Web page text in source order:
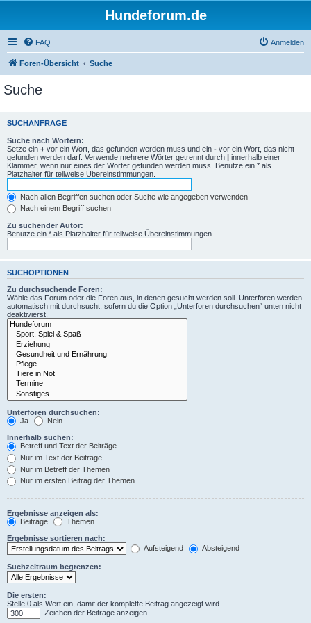
Hundeforum.de
FAQ Anmelden
Foren-Übersicht Suche
Suche
SUCHANFRAGE
Suche nach Wörtern:
Setze ein + vor ein Wort, das gefunden werden muss und ein - vor ein Wort, das nicht
gefunden werden darf. Verwende mehrere Wörter getrennt durch | innerhalb einer
Klammer, wenn nur eines der Wörter gefunden werden muss. Benutze ein * als
Platzhalter für teilweise Übereinstimmungen.
Nach allen Begriffen suchen oder Suche wie angegeben verwenden
Nach einem Begriff suchen
Zu suchender Autor:
Benutze ein * als Platzhalter für teilweise Übereinstimmungen.
SUCHOPTIONEN
Zu durchsuchende Foren:
Wähle das Forum oder die Foren aus, in denen gesucht werden soll. Unterforen werden
automatisch mit durchsucht, sofern du die Option „Unterforen durchsuchen“ unten nicht
deaktivierst.
Unterforen durchsuchen:
Ja
Nein
Innerhalb suchen:
Betreff und Text der Beiträge
Nur im Text der Beiträge
Nur im Betreff der Themen
Nur im ersten Beitrag der Themen
Ergebnisse anzeigen als:
Beiträge
Themen
Ergebnisse sortieren nach:
Aufsteigend
Absteigend
Suchzeitraum begrenzen:
Die ersten:
Stelle 0 als Wert ein, damit der komplette Beitrag angezeigt wird.
Zeichen der Beiträge anzeigen